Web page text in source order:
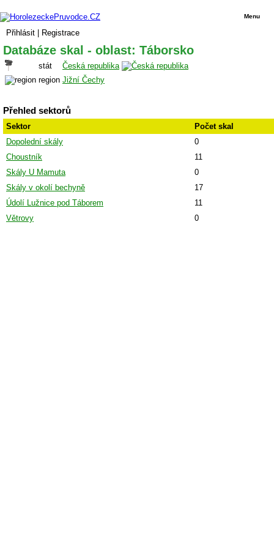
Přihlásit Registrace
Menu
Databáze skal - oblast: Táborsko
stát
Česká republika
region Jižní Čechy
Přehled sektorů
Sektor
Počet skal
Dopolední skály
0
Choustník
11
Skály U Mamuta
0
Skály v okolí bechyně
17
Údolí Lužnice pod Táborem
11
Větrovy
0